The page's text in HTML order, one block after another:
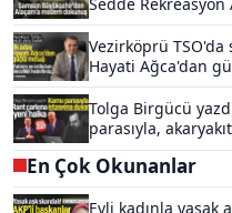
Vezirköprü TSO'da
Hayati Ağca'dan
Tolga Birgücü
parasıyla,
En Çok Okunanlar
Evli kadınla yasak